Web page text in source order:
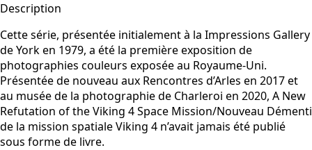
Description
Cette série, présentée initialement à la Impressions Gallery
de York en 1979, a été la première exposition de
photographies couleurs exposée au Royaume-Uni.
Présentée de nouveau aux Rencontres d’Arles en 2017 et
au musée de la photographie de Charleroi en 2020, A New
Refutation of the Viking 4 Space Mission/Nouveau Démenti
de la mission spatiale Viking 4 n’avait jamais été publié
sous forme de livre.